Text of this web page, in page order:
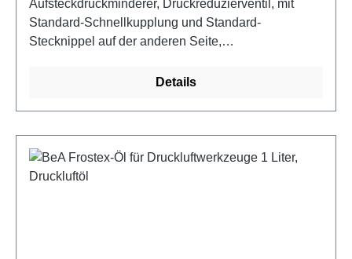
Aufsteckdruckminderer, Druckreduzierventil, mit
Standard-Schnellkupplung und Standard-
Stecknippel auf der anderen Seite,
Details